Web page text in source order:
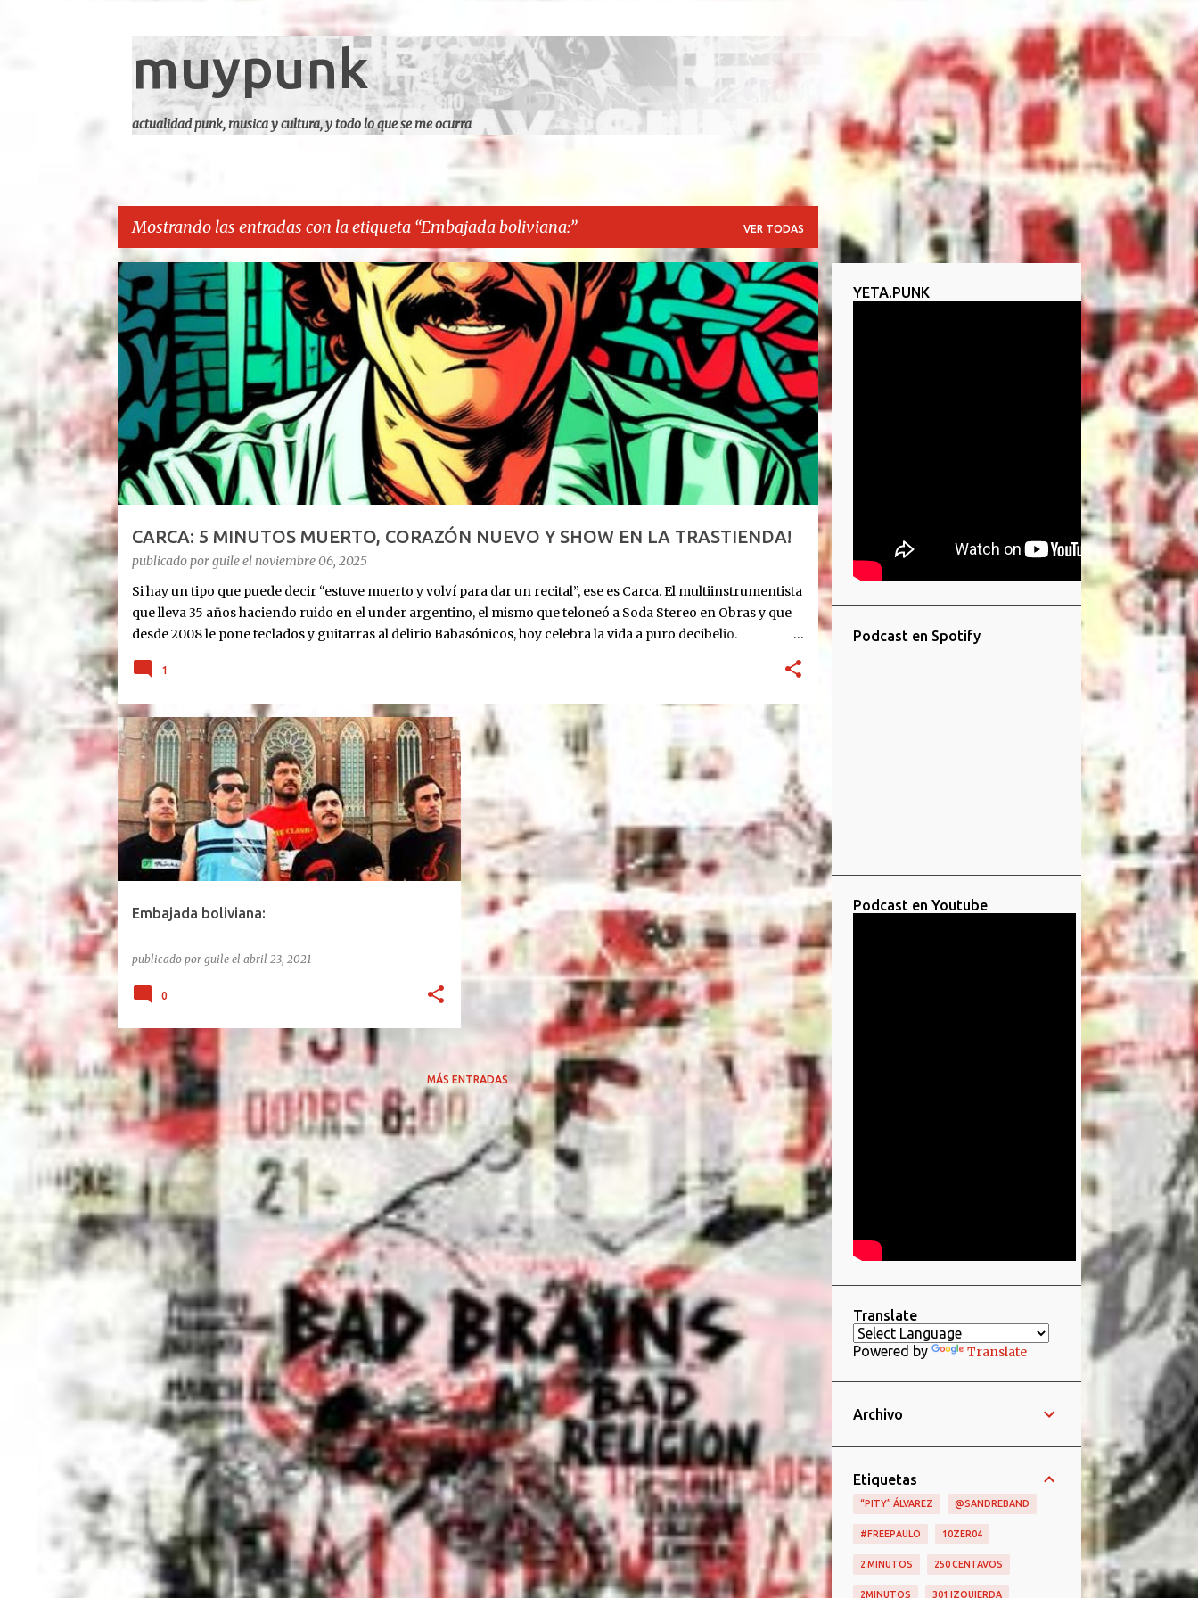
muypunk
actualidad punk, musica y cultura, y todo lo que se me ocurra
Mostrando las entradas con la etiqueta Embajada boliviana: VER TODAS
E
n
t
a
d
a
s
CARCA: 5 MINUTOS MUERTO, CORAZÓN NUEVO Y SHOW EN LA TRASTIENDA!
publicado porguileelnoviembre 06, 2025
CARCA
Si hay un tipo que puede decir “estuve muerto y volví para dar un recital”, ese es Carca. El multiinstrumentista
que lleva 35 años haciendo ruido en el under argentino, el mismo que teloneó a Soda Stereo en Obras y que
desde 2008 le pone teclados y guitarras al delirio Babasónicos, hoy celebra la vida a puro decibelio.
últimas. 10 días antes de Navidad: para 5 minutos. Lo reviven. Sube al puesto 1 de la lista de trasplante. 11 de
tablet, guitarra y susurros a las 2 AM. Octubre 2025: sale el álbum. HOY, 6/11, 21 hs: La Trastienda. Su primer
show SOLISTA en DOS AÑOS. “Quiero celebrar que estoy vivo, no presentar un disco que ya todos
escucharon”, tira Carca en el living de Belgrano, todavía con la cicatriz fresca pero la púa en la mano.
Exultante en 3 frases: Rock setentoso + funk...
1
Embajada boliviana:
publicado por guile el abril 23, 2021
EMBAJADA BOLIVIANA:
0
MÁS ENTRADAS
YETA.PUNK
Podcast en Spotify
Podcast en Youtube
Translate
Powered by Translate
Archivo
Etiquetas
“PITY” ÁLVAREZ @SANDREBAND
#FREEPAULO 10ZER04
2 MINUTOS 250 CENTAVOS
2MINUTOS 301 IZQUIERDA